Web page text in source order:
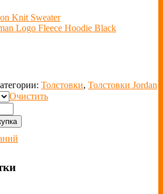
Knit Sweater
Logo Fleece Hoodie Black
Толстовки, Толстовки Jordan
Очистить